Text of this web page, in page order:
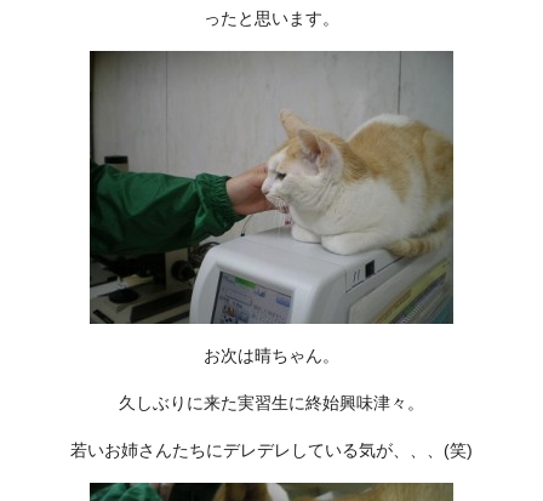
ったと思います。
お次は晴ちゃん。
久しぶりに来た実習生に終始興味津々。
若いお姉さんたちにデレデレしている気が、、、(笑)